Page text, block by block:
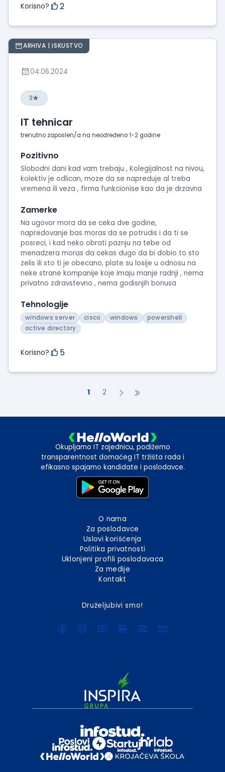
Korisno? 2
ARHIVA | ISKUSTVO
04.06.2024
3
IT tehnicar
trenutno zaposlen/a na neodređeno 1-2 godine
Pozitivno
Slobodni dani kad vam trebaju , Kolegijalnost na nivou,
kolektiv je odlican, moze da se napreduje al treba
vremena ili veza , firma funkcionise kao da je drzavna
Zamerke
Na ugovor mora da se ceka dve godine,
napredovanje bas moras da se potrudis i da ti se
posreci, i kad neko obrati paznju na tebe od
menadzera moras da cekas dugo da bi dobio to sto
zelis ili sto ti je obecano, plate su losije u odnosu na
neke strane kompanije koje imaju manje radnji , nema
privatno zdravstevno , nema godisnjih bonusa
Tehnologije
windows server cisco windows
powershell
active directory
Korisno? 5
1 2
Okupljamo IT zajednicu, podižemo
transparentnost domaćeg IT tržišta rada i
efikasno spajamo kandidate i poslodavce.
O nama
Za poslodavce
Uslovi korišćenja
Politika privatnosti
Uklonjeni profili poslodavaca
Za medije
Kontakt
Druželjubivi smo!